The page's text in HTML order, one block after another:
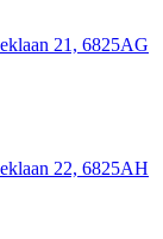
21, 6825AG
22, 6825AH